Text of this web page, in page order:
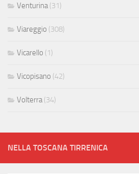
Venturina (31)
Viareggio (308)
Vicarello (1)
Vicopisano (42)
Volterra (34)
NELLA TOSCANA TIRRENICA